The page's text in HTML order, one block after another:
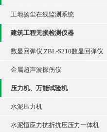
工地扬尘在线监测系统
建筑工程无损检测仪器
数显回弹仪,ZBL-S210数显回弹仪
金属超声波探伤仪
压力机、万能试验机
水泥压力机
水泥恒应力抗折抗压压力一体机